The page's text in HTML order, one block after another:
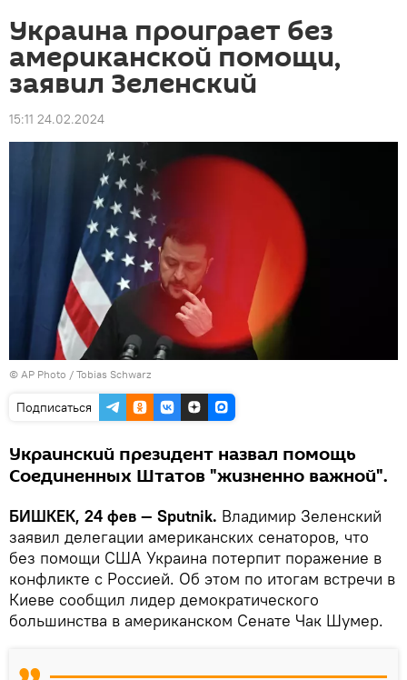
Украина проиграет без
американской помощи,
заявил Зеленский
15:11 24.02.2024
© AP Photo / Tobias Schwarz
Подписаться
Украинский президент назвал помощь
Соединенных Штатов "жизненно важной".
БИШКЕК, 24 фев — Sputnik. Владимир Зеленский
заявил делегации американских сенаторов, что
без помощи США Украина потерпит поражение в
конфликте с Россией. Об этом по итогам встречи в
Киеве сообщил лидер демократического
большинства в американском Сенате Чак Шумер.